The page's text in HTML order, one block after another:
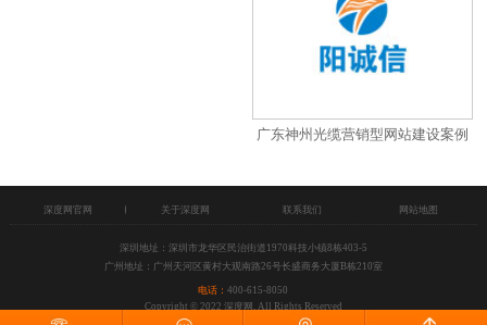
广东神州光缆营销型网站建设案例
深度网官网 关于深度网 联系我们 网站地图
深圳地址：深圳市龙华区民治街道1970科技小镇8栋403-5
广州地址：广州天河区黄村大观南路26号长盛商务大厦B栋210室
电话：400-615-8050
Copyright © 2022 深度网, All Rights Reserved